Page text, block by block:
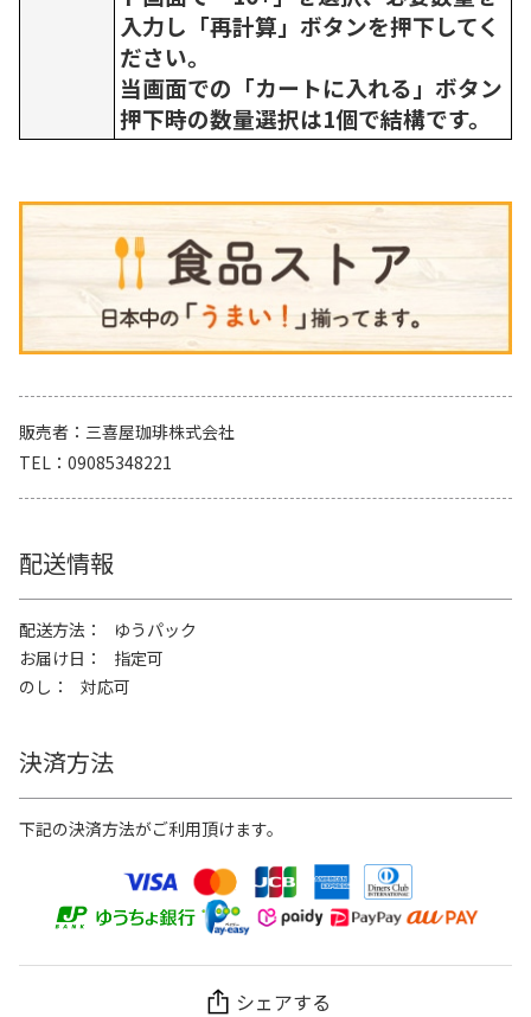
入力し「再計算」ボタンを押下してく
ださい。
当画面での「カートに入れる」ボタン
押下時の数量選択は1個で結構です。
販売者
三喜屋珈琲株式会社
TEL
09085348221
配送情報
配送方法
ゆうパック
お届け日
指定可
のし
対応可
決済方法
下記の決済方法がご利用頂けます。
シェアする